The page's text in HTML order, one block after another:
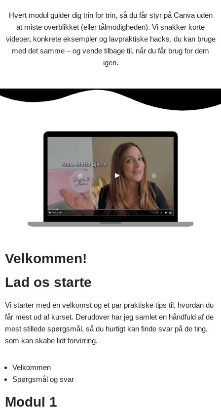
Hvert modul guider dig trin for trin, så du får styr på Canva uden
at miste overblikket (eller tålmodigheden). Vi snakker korte
videoer, konkrete eksempler og lavpraktiske hacks, du kan bruge
med det samme – og vende tilbage til, når du får brug for dem
igen.
Velkommen!
Lad os starte
Vi starter med en velkomst og et par praktiske tips til, hvordan du
får mest ud af kurset. Derudover har jeg samlet en håndfuld af de
mest stillede spørgsmål, så du hurtigt kan finde svar på de ting,
som kan skabe lidt forvirring.
Velkommen
Spørgsmål og svar
Modul 1